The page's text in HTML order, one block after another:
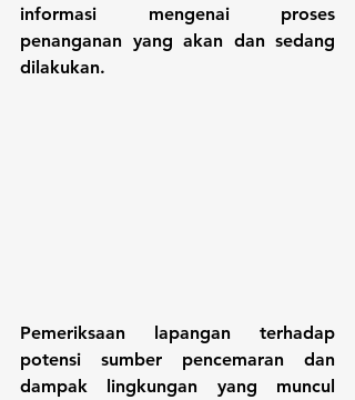
informasi mengenai proses
penanganan yang akan dan sedang
dilakukan.
Pemeriksaan lapangan terhadap
potensi sumber pencemaran dan
dampak lingkungan yang muncul